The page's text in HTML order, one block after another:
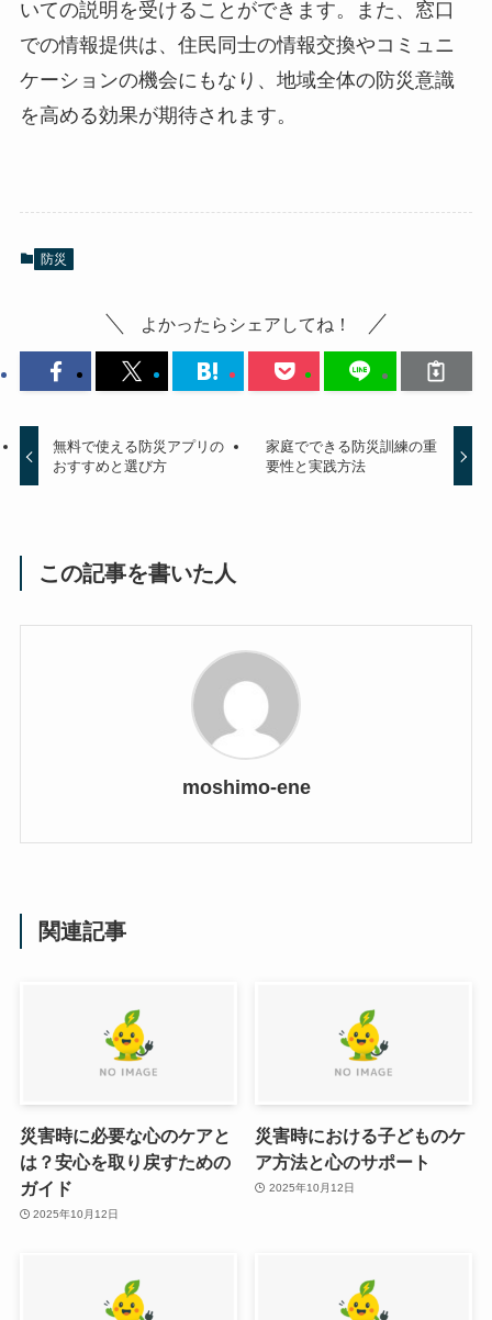
いての説明を受けることができます。また、窓口
での情報提供は、住民同士の情報交換やコミュニ
ケーションの機会にもなり、地域全体の防災意識
を高める効果が期待されます。
防災
よかったらシェアしてね！
無料で使える防災アプリの
おすすめと選び方
家庭でできる防災訓練の重
要性と実践方法
この記事を書いた人
moshimo-ene
関連記事
災害時に必要な心のケアと
は？安心を取り戻すための
ガイド
2025年10月12日
災害時における子どものケ
ア方法と心のサポート
2025年10月12日